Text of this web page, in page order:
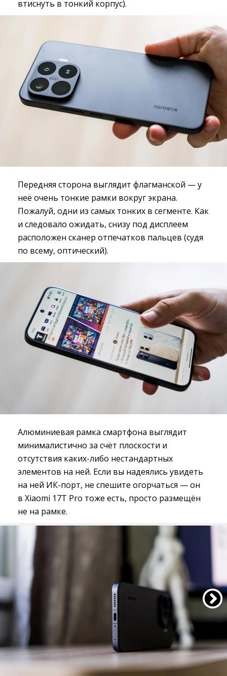
втиснуть в тонкий корпус).
Передняя сторона выглядит флагманской — у
неё очень тонкие рамки вокруг экрана.
Пожалуй, одни из самых тонких в сегменте. Как
и следовало ожидать, снизу под дисплеем
расположен сканер отпечатков пальцев (судя
по всему, оптический).
Алюминиевая рамка смартфона выглядит
минималистично за счёт плоскости и
отсутствия каких-либо нестандартных
элементов на ней. Если вы надеялись увидеть
на ней ИК-порт, не спешите огорчаться — он
в Xiaomi 17T Pro тоже есть, просто размещён
не на рамке.